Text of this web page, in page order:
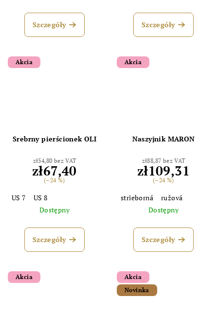
Szczegóły Szczegóły
Akcia
Srebrny pierścionek OLI
zł54,80 bez VAT
zł67,40
(–24 %)
US 7
US 8
Dostępny
Szczegóły
Akcia
Naszyjnik MARON
zł88,87 bez VAT
zł109,31
(–24 %)
strieborná
ružová
Dostępny
Szczegóły
Akcia
Akcia
Novinka